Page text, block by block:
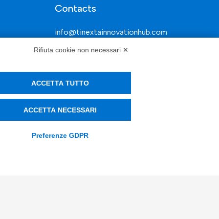
Contacts
info@tinextainnovationhub.com
+39 0522 733711
Sede Legale: Corso Mazzini, 11 42015
Correggio (RE)
Rifiuta cookie non necessari ✕
ACCETTA TUTTO
ACCETTA NECESSARI
Preferenze GDPR